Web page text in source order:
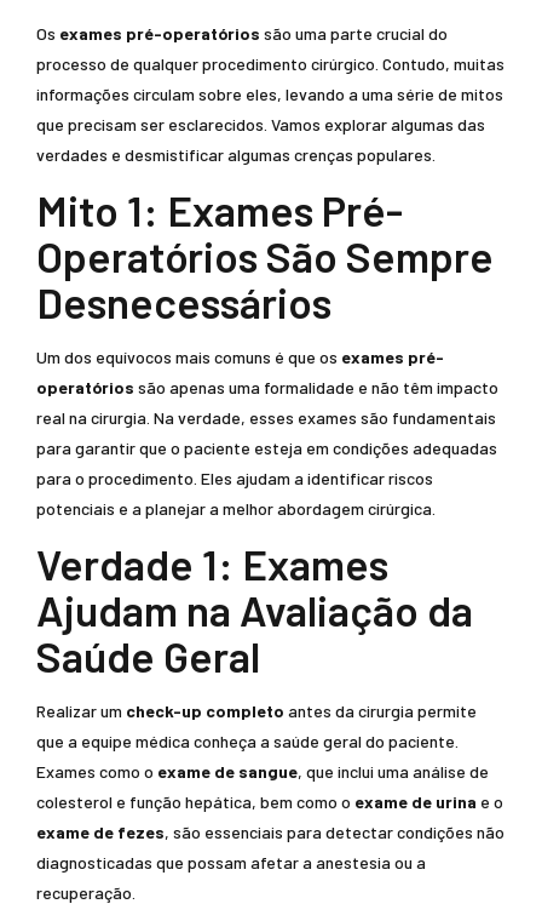
Os exames pré-operatórios são uma parte crucial do
processo de qualquer procedimento cirúrgico. Contudo, muitas
informações circulam sobre eles, levando a uma série de mitos
que precisam ser esclarecidos. Vamos explorar algumas das
verdades e desmistificar algumas crenças populares.
Mito 1: Exames Pré-
Operatórios São Sempre
Desnecessários
Um dos equívocos mais comuns é que os exames pré-
operatórios são apenas uma formalidade e não têm impacto
real na cirurgia. Na verdade, esses exames são fundamentais
para garantir que o paciente esteja em condições adequadas
para o procedimento. Eles ajudam a identificar riscos
potenciais e a planejar a melhor abordagem cirúrgica.
Verdade 1: Exames
Ajudam na Avaliação da
Saúde Geral
Realizar um check-up completo antes da cirurgia permite
que a equipe médica conheça a saúde geral do paciente.
Exames como o exame de sangue, que inclui uma análise de
colesterol e função hepática, bem como o exame de urina e o
exame de fezes, são essenciais para detectar condições não
diagnosticadas que possam afetar a anestesia ou a
recuperação.